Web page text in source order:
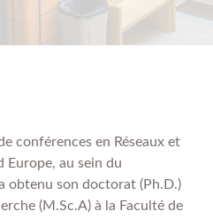
conférences en Réseaux et
Europe, au sein du
obtenu son doctorat (Ph.D.)
(M.Sc.A) à la Faculté de